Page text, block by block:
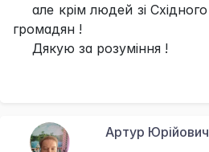
але крім людей зі
громадян !
Дякую за розуміння !
Артур Юрійович